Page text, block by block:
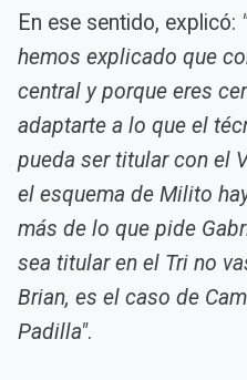
En ese sentido, explicó:
hemos explicado que
central y porque eres
adaptarte a lo que el
pueda ser titular con el
el esquema de Milito
más de lo que pide
sea titular en el Tri no
Brian, es el caso de
Padilla".